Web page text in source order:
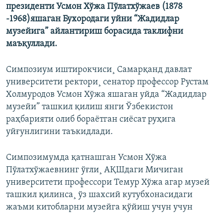
президенти Усмон Хўжа Пўлатхўжаев (1878
-1968)яшаган Бухородаги уйни “Жадидлар
музейига” айлантириш борасида таклифни
маъқуллади.
Симпозиум иштирокчиси¸ Самарқанд давлат
университети ректори¸ сенатор профессор Рустам
Холмуродов Усмон Хўжа яшаган уйда “Жадидлар
музейи” ташкил қилиш янги Ўзбекистон
раҳбарияти олиб бораëтган сиëсат руҳига
уйғунлигини таъкидлади.
Симпозимумда қатнашган Усмон Хўжа
Пўлатхўжаевнинг ўғли¸ АҚШдаги Мичиган
университети профессори Темур Хўжа агар музей
ташкил қилинса¸ ўз шахсий кутубхонасидаги
жаъми китобларни музейга қўйиш учун учун